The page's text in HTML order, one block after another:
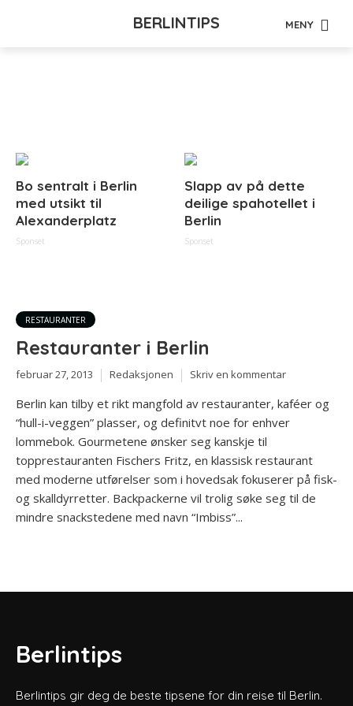
BERLINTIPS MENY
Bo sentralt i Berlin
med utsikt til
Alexanderplatz
Sponset
Slapp av på dette
deilige spahotellet i
Berlin
Sponset
RESTAURANTER
Restauranter i Berlin
februar 27, 2013 Redaksjonen Skriv en kommentar
Berlin kan tilby et rikt mangfold av restauranter, kaféer og
“hull-i-veggen” plasser, og definitvt noe for enhver
lommebok. Gourmetene ønsker seg kanskje til
topprestauranten Fischers Fritz, en klassisk restaurant
med moderne utførelser som i hovedsak fokuserer på fisk-
og skalldyrretter. Backpackerne vil trolig søke seg til de
mindre snackstedene med navn “Imbiss”...
Berlintips
Berlintips gir deg de beste tipsene for din reise til Berlin.